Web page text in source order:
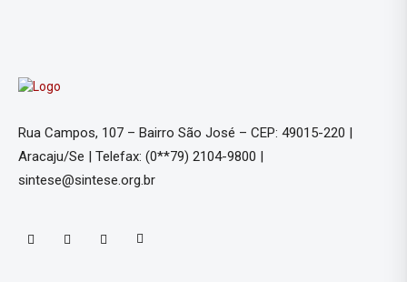
Rua Campos, 107 – Bairro São José – CEP: 49015-220 |
Aracaju/Se | Telefax: (0**79) 2104-9800 |
sintese@sintese.org.br